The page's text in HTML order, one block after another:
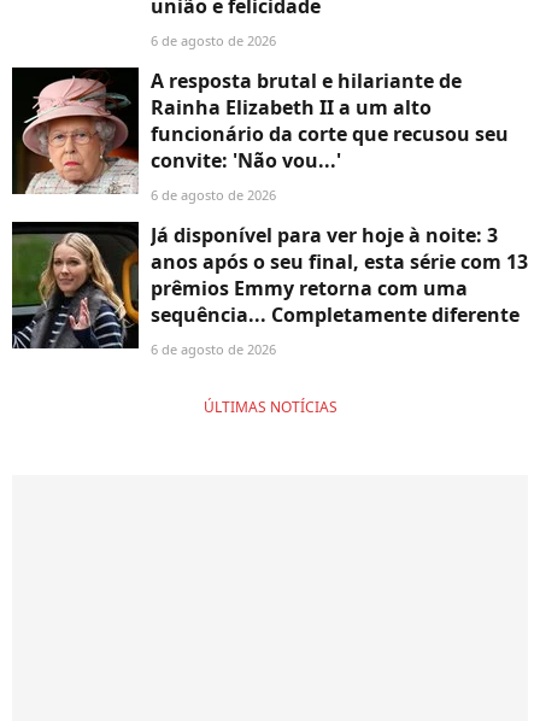
união e felicidade
6 de agosto de 2026
A resposta brutal e hilariante de
Rainha Elizabeth II a um alto
funcionário da corte que recusou seu
convite: 'Não vou...'
6 de agosto de 2026
Já disponível para ver hoje à noite: 3
anos após o seu final, esta série com 13
prêmios Emmy retorna com uma
sequência... Completamente diferente
6 de agosto de 2026
ÚLTIMAS NOTÍCIAS